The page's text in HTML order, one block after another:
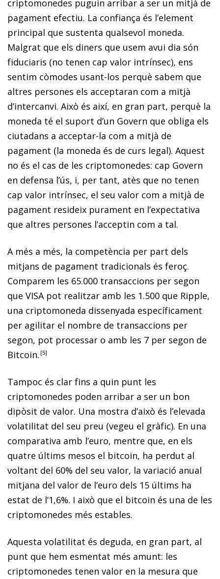
criptomonedes puguin arribar a ser un mitjà de
pagament efectiu. La confiança és l’element
principal que sustenta qualsevol moneda.
Malgrat que els diners que usem avui dia són
fiduciaris (no tenen cap valor intrínsec), ens
sentim còmodes usant-los perquè sabem que
altres persones els acceptaran com a mitjà
d’intercanvi. Això és així, en gran part, perquè la
moneda té el suport d’un Govern que obliga els
ciutadans a acceptar-la com a mitjà de
pagament (la moneda és de curs legal). Aquest
no és el cas de les criptomonedes: cap Govern
en defensa l’ús, i, per tant, atès que no tenen
cap valor intrínsec, el seu valor com a mitjà de
pagament resideix purament en l’expectativa
que altres persones l’acceptin com a tal.
A més a més, la competència per part dels
mitjans de pagament tradicionals és feroç.
Comparem les 65.000 transaccions per segon
que VISA pot realitzar amb les 1.500 que Ripple,
una criptomoneda dissenyada específicament
per agilitar el nombre de transaccions per
segon, pot processar o amb les 7 per segon de
Bitcoin. 5
Tampoc és clar fins a quin punt les
criptomonedes poden arribar a ser un bon
dipòsit de valor. Una mostra d’això és l’elevada
volatilitat del seu preu (vegeu el gràfic). En una
comparativa amb l’euro, mentre que, en els
quatre últims mesos el bitcoin, ha perdut al
voltant del 60% del seu valor, la variació anual
mitjana del valor de l’euro dels 15 últims ha
estat de l’1,6%. I això que el bitcoin és una de les
criptomonedes més estables.
Aquesta volatilitat és deguda, en gran part, al
punt que hem esmentat més amunt: les
criptomonedes tenen valor en la mesura que